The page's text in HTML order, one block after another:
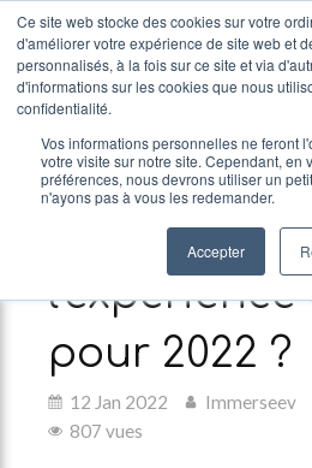
Ce site web stocke des cookies sur votre
d'améliorer votre expérience de site web et
personnalisés, à la fois sur ce site et via
d'informations sur les cookies que nous
confidentialité.
Vos informations personnelles ne feront
votre visite sur notre site. Cependant, en
préférences, nous devrons utiliser un
n'ayons pas à vous les redemander.
Accepter
Quelles
tendances
l'expérience
pour 2022 ?
12 Jan 2022 Immerseev
807 vues